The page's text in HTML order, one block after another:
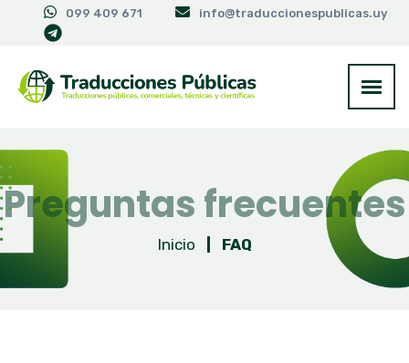
099 409 671 info@traduccionespublicas.uy
Preguntas frecuentes
Inicio FAQ